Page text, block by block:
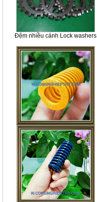
Đệm nhiều cánh Lock washers